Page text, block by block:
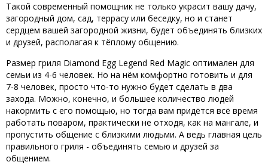
Такой современный помощник не только украсит вашу дачу,
загородный дом, сад, террасу или беседку, но и станет
сердцем вашей загородной жизни, будет объединять близких
и друзей, располагая к тёплому общению.
Размер гриля Diamond Egg Legend Red Magic оптимален для
семьи из 4-6 человек. Но на нём комфортно готовить и для
7-8 человек, просто что-то нужно будет сделать в два
захода. Можно, конечно, и большее количество людей
накормить с его помощью, но тогда вам придётся всё время
работать поваром, практически не отходя, как на мангале, и
пропустить общение с близкими людьми. А ведь главная цель
правильного гриля - объединять семью и друзей за
общением.